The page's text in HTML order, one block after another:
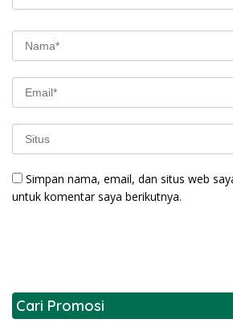
Simpan nama, email, dan situs web
untuk komentar saya berikutnya.
Cari Promosi